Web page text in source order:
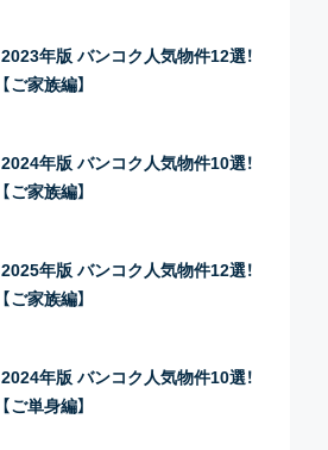
2023年版 バンコク人気物件12選！
【ご家族編】
2024年版 バンコク人気物件10選！
【ご家族編】
2025年版 バンコク人気物件12選！
【ご家族編】
2024年版 バンコク人気物件10選！
【ご単身編】